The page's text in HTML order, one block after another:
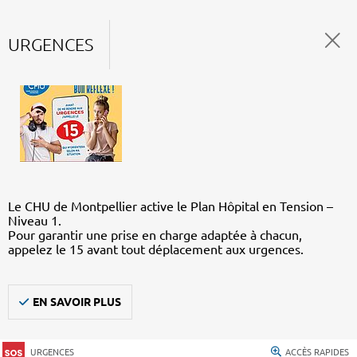
URGENCES
Le CHU de Montpellier active le Plan Hôpital en Tension –
Niveau 1.
Pour garantir une prise en charge adaptée à chacun,
appelez le 15 avant tout déplacement aux urgences.
EN SAVOIR PLUS
URGENCES ACCÈS RAPIDES